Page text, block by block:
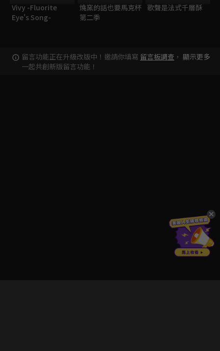
Vivy -Fluorite
Eye's Song-
燒窯的話也要馬克杯
第二季
歌聲是法式千層酥
留言功能正在升級改版中！邀請你填寫 留言板調查 ，
一起共創新版留言功能！
顯示更多